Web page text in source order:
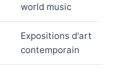
world music
Expositions d'art
contemporain